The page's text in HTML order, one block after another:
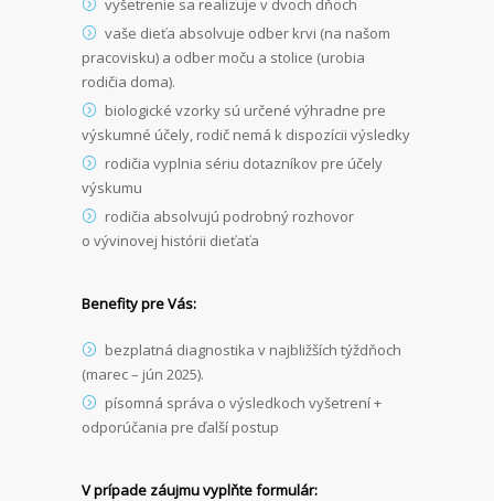
vyšetrenie sa realizuje v dvoch dňoch
vaše dieťa absolvuje odber krvi (na našom
pracovisku) a odber moču a stolice (urobia
rodičia doma).
biologické vzorky sú určené výhradne pre
výskumné účely, rodič nemá k dispozícii výsledky
rodičia vyplnia sériu dotazníkov pre účely
výskumu
rodičia absolvujú podrobný rozhovor
o vývinovej histórii dieťaťa
Benefity pre Vás:
bezplatná diagnostika v najbližších týždňoch
(marec – jún 2025).
písomná správa o výsledkoch vyšetrení +
odporúčania pre ďalší postup
V prípade záujmu vyplňte formulár: